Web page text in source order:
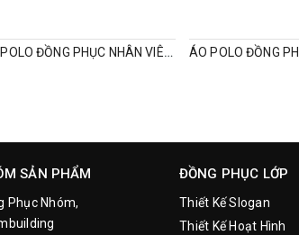
ÁO POLO ĐỒNG PHỤC NHÂN VIÊN CỔ TÀU
SẢN PHẨM
Phục Nhóm,
ĐỒNG PHỤC LỚP
Thiết Kế Slogan
Thiết Kế Hoạt Hình